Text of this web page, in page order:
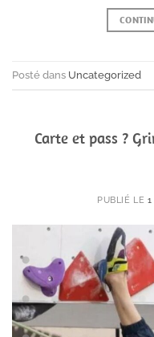
Posté dans Uncategorized
Carte et pass ?
PUBLIÉ LE